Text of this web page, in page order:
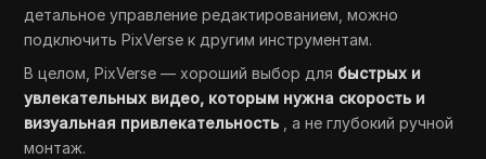
детальное управление редактированием, можно
подключить PixVerse к другим инструментам.
В целом, PixVerse — хороший выбор для быстрых и
увлекательных видео, которым нужна скорость и
визуальная привлекательность , а не глубокий ручной
монтаж.